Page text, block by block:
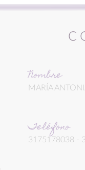
Nombre
MARÍA
Teléfono
3175178038 -